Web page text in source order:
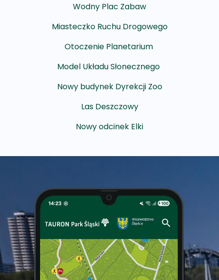
Wodny Plac Zabaw
Miasteczko Ruchu Drogowego
Otoczenie Planetarium
Model Układu Słonecznego
Nowy budynek Dyrekcji Zoo
Las Deszczowy
Nowy odcinek Elki